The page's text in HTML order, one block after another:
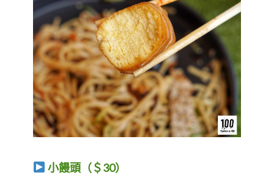
小饅頭（＄30）